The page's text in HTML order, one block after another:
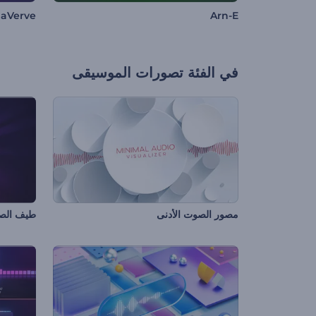
Arn-E
في الفئة تصورات الموسيقى
مصور الصوت الأدنى طيف